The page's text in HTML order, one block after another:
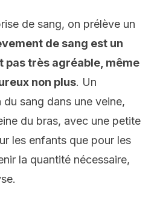
de sang, on prélève un
de sang est un
pas très agréable, même
non plus. Un
sang dans une veine,
du bras, avec une petite
les enfants que pour les
la quantité nécessaire,